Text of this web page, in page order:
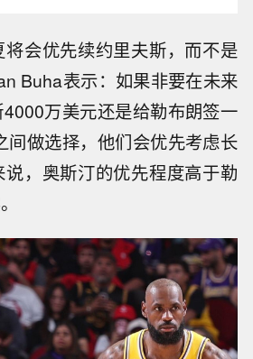
会优先续约里夫斯，而不是
Buha表示：如果非要在未来
万美元还是给勒布朗签一
间做选择，他们会优先考虑长
，奥斯汀的优先程度高于勒